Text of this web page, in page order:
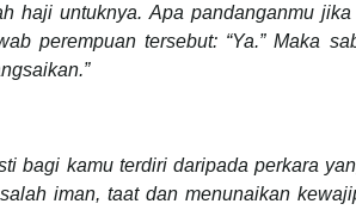
haji untuknya. Apa pandanganmu
perempuan tersebut: “Ya.” Maka
bagi kamu terdiri daripada perkara
iman, taat dan menunaikan